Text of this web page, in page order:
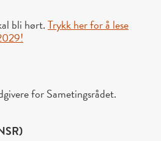
bli hørt.Trykk her for å lese
for Sametingsrådet.